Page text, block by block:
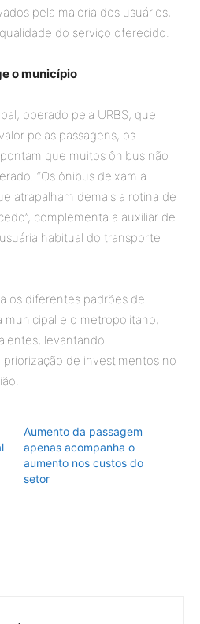
pela maioria dos usuários,
do serviço oferecido.
o município
operado pela URBS, que
pelas passagens, os
que muitos ônibus não
“Os ônibus deixam a
atrapalham demais a rotina de
complementa a auxiliar de
habitual do transporte
os diferentes padrões de
municipal e o metropolitano,
levantando
de investimentos no
Aumento da passagem
apenas acompanha o
aumento nos custos do
setor